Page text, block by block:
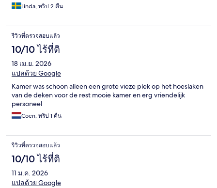
sätt. Köket får dock toppbetyg för sina pommes frites.
Linda, ทริป 2 คืน
รีวิวที่ตรวจสอบแล้ว
10/10 ไร้ที่ติ
18 เม.ย. 2026
แปลด้วย Google
Kamer was schoon alleen een grote vieze plek op het hoeslaken
van de deken voor de rest mooie kamer en erg vriendelijk
personeel
Coen, ทริป 1 คืน
รีวิวที่ตรวจสอบแล้ว
10/10 ไร้ที่ติ
11 ม.ค. 2026
แปลด้วย Google